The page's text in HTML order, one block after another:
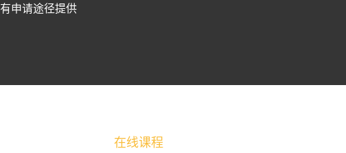
申请途径提供
在线课程